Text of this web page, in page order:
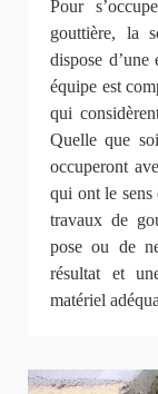
Pour
gouttière, la
dispose
équipe est
qui
Quelle que
occuperont
qui ont le
travaux de
pose ou de
résultat et
matériel